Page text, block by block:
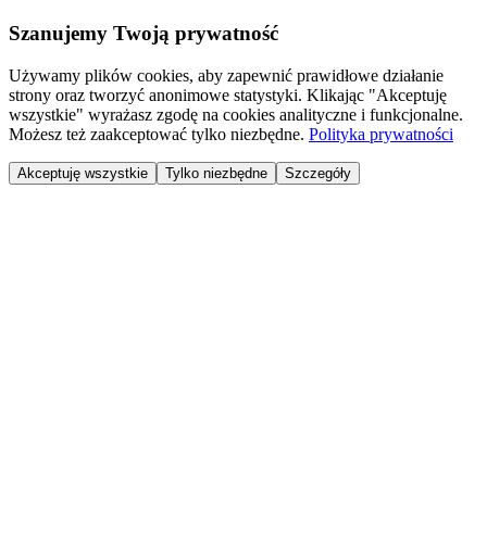
Szanujemy Twoją prywatność
Używamy plików cookies, aby zapewnić prawidłowe działanie
strony oraz tworzyć anonimowe statystyki. Klikając "Akceptuję
wszystkie" wyrażasz zgodę na cookies analityczne i funkcjonalne.
Możesz też zaakceptować tylko niezbędne. Polityka prywatności
Akceptuję wszystkie Tylko niezbędne Szczegóły